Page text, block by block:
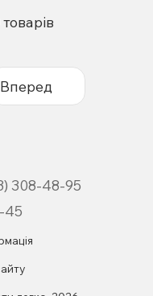
Вперед
308-48-95
45